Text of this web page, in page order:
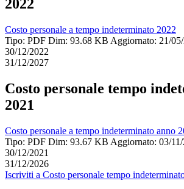
2022
Costo personale a tempo indeterminato 2022
Tipo: PDF Dim: 93.68 KB Aggiornato: 21/
30/12/2022
31/12/2027
Costo personale tempo
2021
Costo personale a tempo indeterminato anno
Tipo: PDF Dim: 93.67 KB Aggiornato: 03/
30/12/2021
31/12/2026
Iscriviti a Costo personale tempo